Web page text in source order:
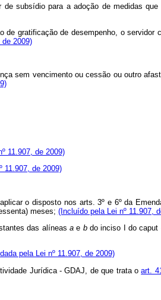
subsídio para a adoção de medidas
gratificação de desempenho, o servidor
2009)
sem vencimento ou cessão ou outro
11.907, de 2009)
11.907, de 2009)
o disposto nos arts. 3º e 6º da
meses; (Incluído pela Lei nº 11.907,
das alíneasae bdo inciso I do caput
pela Lei nº 11.907, de 2009)
Jurídica - GDAJ, de que trata oart.